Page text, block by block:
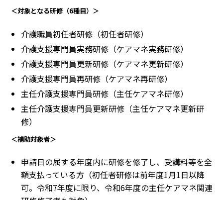
＜対象となる研修（6種目）＞
介護職員初任者研修（初任者研修）
介護支援専門員実務研修（ケアマネ実務研修）
介護支援専門員更新研修（ケアマネ更新研修）
介護支援専門員再研修（ケアマネ再研修）
主任介護支援専門員研修（主任ケアマネ研修）
主任介護支援専門員更新研修（主任ケアマネ更新研
修）
＜補助対象者＞
申請日の属する年度内に研修を修了し、受講料等を全
額支払っている方（初任者研修は前年度1月1日以降
可。令和7年度に限り、令和6年度の主任ケアマネ関連